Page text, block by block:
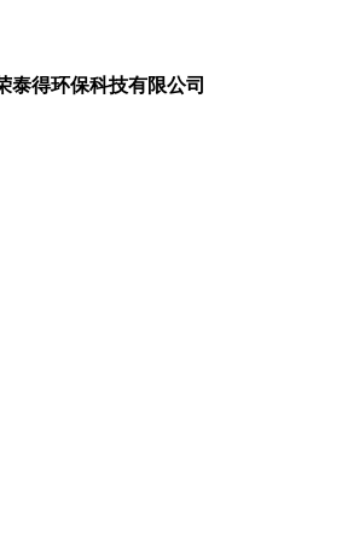
泰得环保科技有限公司